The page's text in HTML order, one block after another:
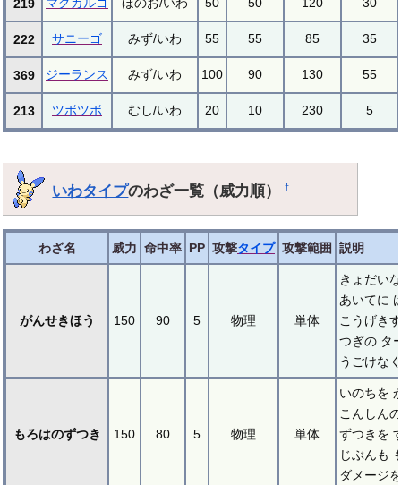
219
222 サニーゴ みず/いわ 55 55 85 35
369 ジーランス みず/いわ 100 90 130 55
213 ツボツボ むし/いわ 20 10 230 5
いわタイプのわざ一覧（威力順）†
わざ名 威力 命中率 PP 攻撃タイプ 攻撃範囲 説明
がんせきほう 150 90 5 物理 単体
きょだい
あいてに
こうげき
つぎの タ
うごけな
もろはのずつき 150 80 5 物理 単体
いのちを
こんしん
ずつきを
じぶんも
ダメージ